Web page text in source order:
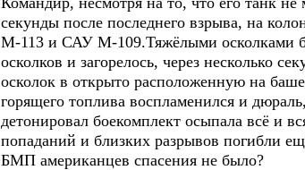
секунды после последнего взрыва, на
М-113 и САУ М-109.Тяжёлыми осколками
осколков и загорелось, через несколько
осколок в открыто расположенную на
горящего топлива воспламенился и
детонировал боекомплект осыпала всё и
попаданий и близких разрывов погибли
БМП американцев спасения не было?